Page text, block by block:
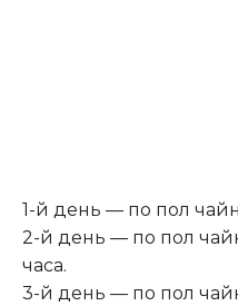
1-й день — по пол
2-й день — по пол
часа.
3-й день — по пол